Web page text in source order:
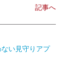
記事へ
い見守りアプ